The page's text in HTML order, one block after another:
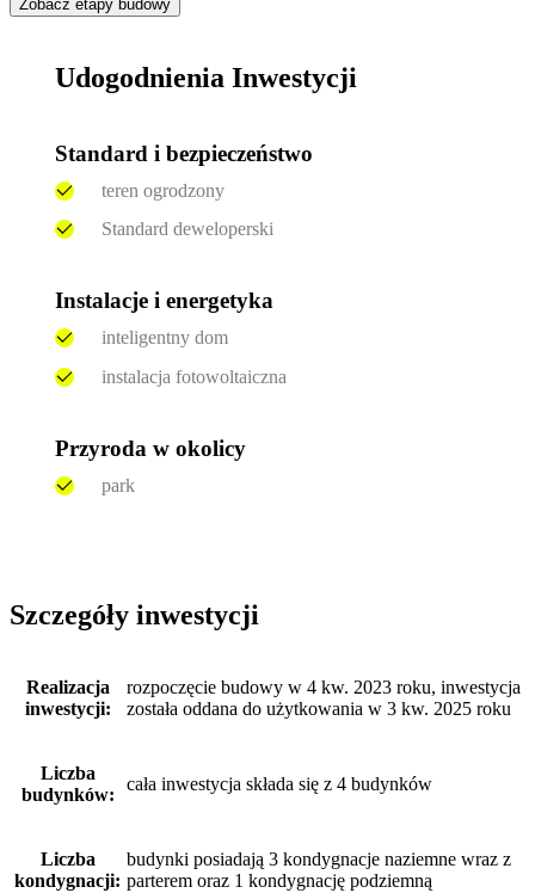
Zobacz etapy budowy
Udogodnienia Inwestycji
Standard i bezpieczeństwo
teren ogrodzony
Standard deweloperski
Instalacje i energetyka
inteligentny dom
instalacja fotowoltaiczna
Przyroda w okolicy
park
Szczegóły inwestycji
Realizacja
inwestycji:
rozpoczęcie budowy w 4 kw. 2023 roku, inwestycja
została oddana do użytkowania w 3 kw. 2025 roku
Liczba
budynków:
cała inwestycja składa się z 4 budynków
Liczba
kondygnacji:
budynki posiadają 3 kondygnacje naziemne wraz z
parterem oraz 1 kondygnację podziemną